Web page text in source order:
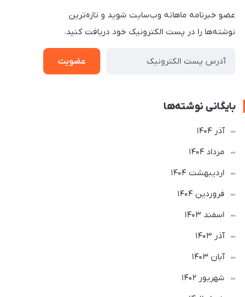
عضو خبرنامه ماهانه وب‌سایت شوید و تازه‌ترین
نوشته‌ها را در پست الکترونیک خود دریافت کنید.
عضویت
بایگانی نوشته‌ها
آذر 1404
مرداد 1404
ارديبهشت 1404
فروردین 1404
اسفند 1403
آذر 1403
آبان 1403
شهریور 1402